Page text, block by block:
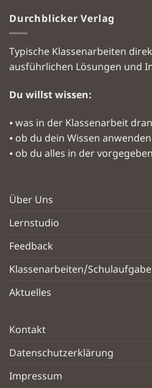
Durchblicker Verlag
Typische Klassenarbeiten
ausführlichen Lösungen und
Du willst wissen:
⦁ was in der Klassenarbeit
⦁ ob du dein Wissen
⦁ ob du alles in der
Über Uns
Lernstudio
Feedback
Klassenarbeiten/
Aktuelles
Kontakt
Datenschutzerklärung
Impressum